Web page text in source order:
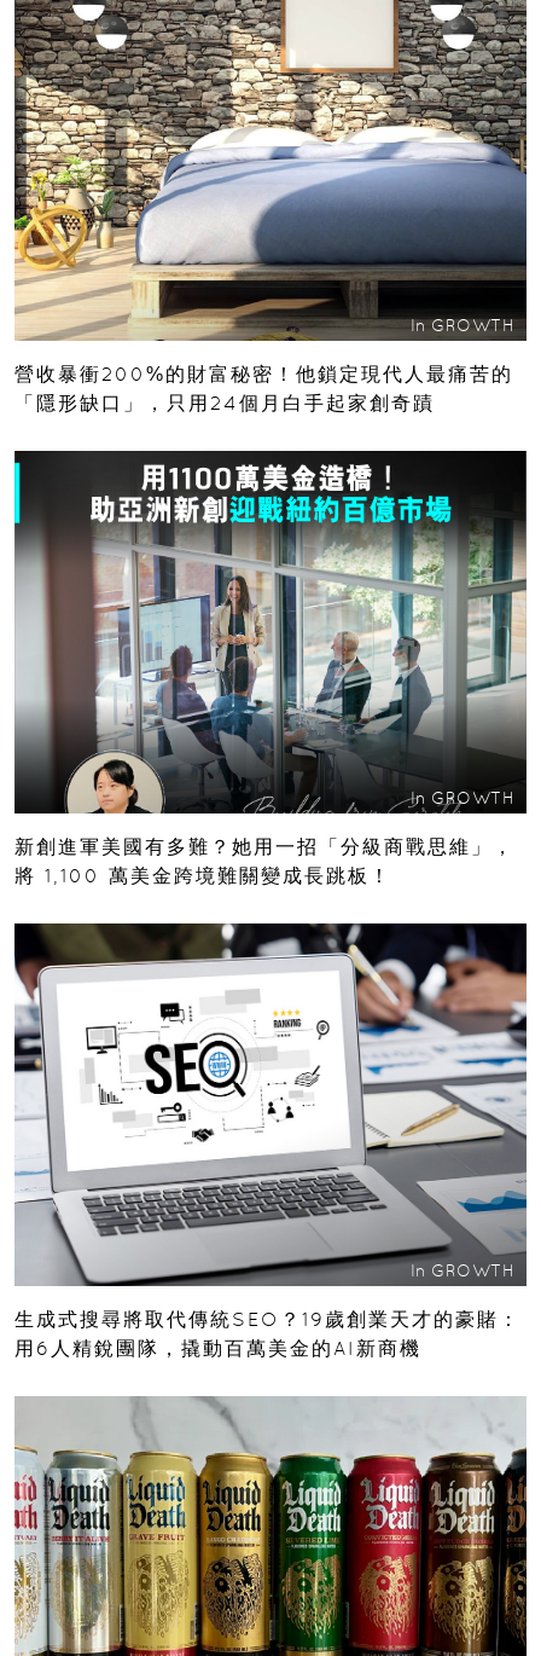
In GROWTH
營收暴衝200%的財富秘密！他鎖定現代人最痛苦的
「隱形缺口」，只用24個月白手起家創奇蹟
In GROWTH
新創進軍美國有多難？她用一招「分級商戰思維」，
將 1,100 萬美金跨境難關變成長跳板！
In GROWTH
生成式搜尋將取代傳統SEO？19歲創業天才的豪賭：
用6人精銳團隊，撬動百萬美金的AI新商機